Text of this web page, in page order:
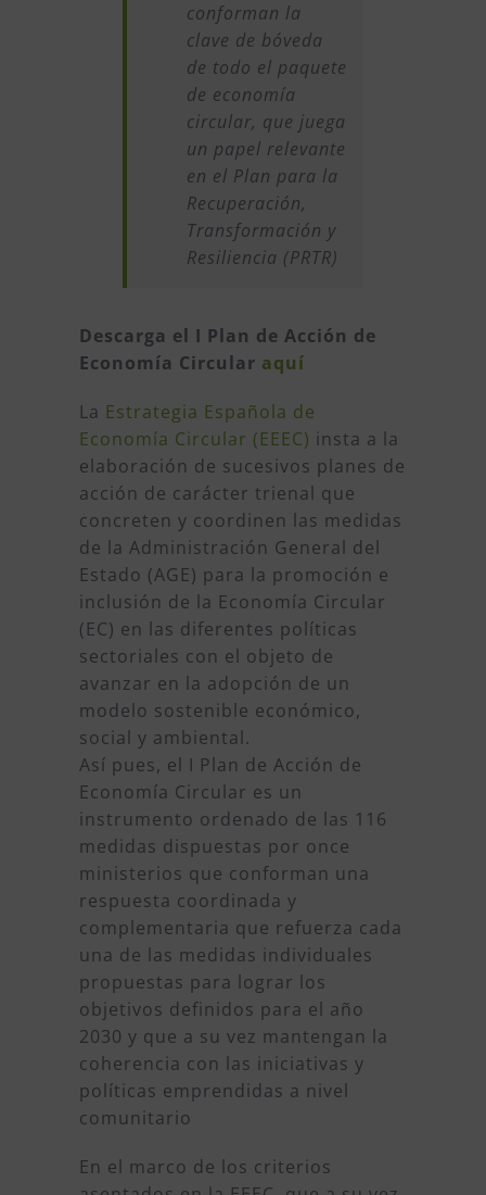
conforman la
clave de bóveda
de todo el paquete
de economía
circular, que juega
un papel relevante
en el Plan para la
Recuperación,
Transformación y
Resiliencia (PRTR)
Descarga el I Plan de Acción de
Economía Circular aquí
La Estrategia Española de
Economía Circular (EEEC) insta a la
elaboración de sucesivos planes de
acción de carácter trienal que
concreten y coordinen las medidas
de la Administración General del
Estado (AGE) para la promoción e
inclusión de la Economía Circular
(EC) en las diferentes políticas
sectoriales con el objeto de
avanzar en la adopción de un
modelo sostenible económico,
social y ambiental.
Así pues, el I Plan de Acción de
Economía Circular es un
instrumento ordenado de las 116
medidas dispuestas por once
ministerios que conforman una
respuesta coordinada y
complementaria que refuerza cada
una de las medidas individuales
propuestas para lograr los
objetivos definidos para el año
2030 y que a su vez mantengan la
coherencia con las iniciativas y
políticas emprendidas a nivel
comunitario
En el marco de los criterios